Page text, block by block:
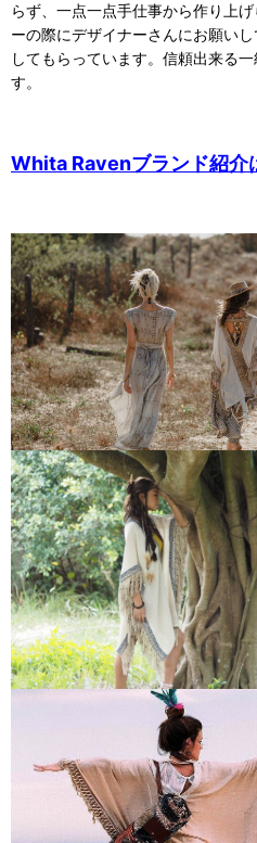
らず、一点一点手仕事から作り上
ーの際にデザイナーさんにお願い
してもらっています。信頼出来る
す。
Whita Ravenブランド紹介